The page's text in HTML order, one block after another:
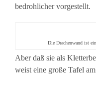
bedrohlicher vorgestellt.
Die Drachenwand ist
Aber daß sie als
weist eine große Tafel